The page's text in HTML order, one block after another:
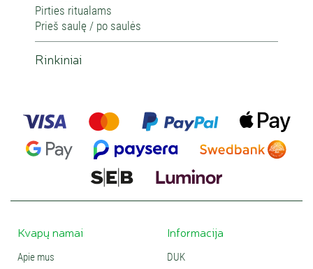
Pirties ritualams
Prieš saulę / po saulės
Rinkiniai
Kvapų namai
Apie mus
Informacija
DUK